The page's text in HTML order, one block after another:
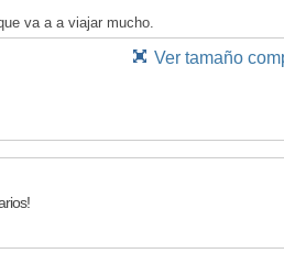
va a a viajar mucho.
Ver tamaño